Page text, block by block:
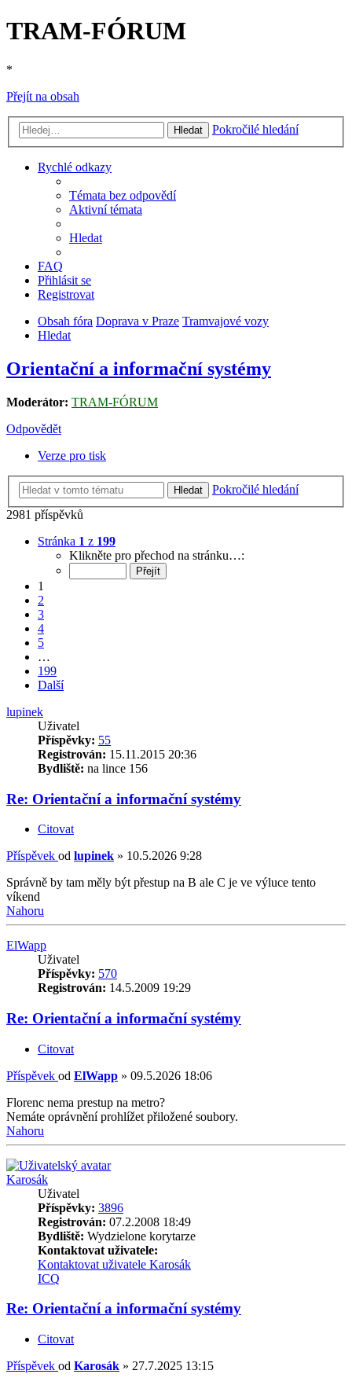
TRAM-FÓRUM
*
Přejít na obsah
Hledat Pokročilé hledání
Rychlé odkazy
Témata bez odpovědí
Aktivní témata
Hledat
FAQ
Přihlásit se
Registrovat
Obsah fóra Doprava v Praze Tramvajové vozy
Hledat
Orientační a informační systémy
Moderátor: TRAM-FÓRUM
Odpovědět
Verze pro tisk
Hledat
Pokročilé hledání
2981 příspěvků
Stránka 1 z 199
Klikněte pro přechod na stránku…:
1
2
3
4
5
…
199
Další
lupinek
Uživatel
Příspěvky: 55
Registrován: 15.11.2015 20:36
Bydliště: na lince 156
Re: Orientační a informační systémy
Citovat
Příspěvek od lupinek » 10.5.2026 9:28
Správně by tam měly být přestup na B ale C je ve výluce tento
víkend
Nahoru
ElWapp
Uživatel
Příspěvky: 570
Registrován: 14.5.2009 19:29
Re: Orientační a informační systémy
Citovat
Příspěvek od ElWapp » 09.5.2026 18:06
Florenc nema prestup na metro?
Nemáte oprávnění prohlížet přiložené soubory.
Nahoru
Karosák
Uživatel
Příspěvky: 3896
Registrován: 07.2.2008 18:49
Bydliště: Wydzielone korytarze
Kontaktovat uživatele:
Kontaktovat uživatele Karosák
ICQ
Re: Orientační a informační systémy
Citovat
Příspěvek od Karosák » 27.7.2025 13:15